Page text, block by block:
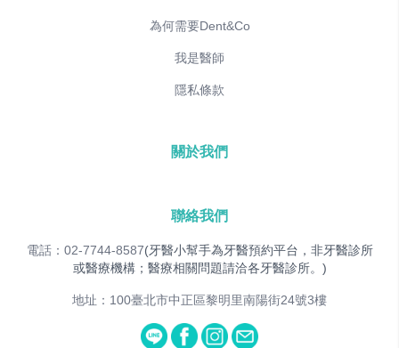
為何需要Dent&Co
我是醫師
隱私條款
關於我們
聯絡我們
電話：02-7744-8587(牙醫小幫手為牙醫預約平台，非牙醫診所
或醫療機構；醫療相關問題請洽各牙醫診所。)
地址：100臺北市中正區黎明里南陽街24號3樓